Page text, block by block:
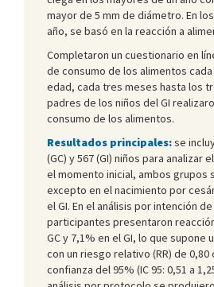
mayor de 5 mm de diámetro. En
año, se basó en la reacción a
Completaron un cuestionario en
de consumo de los alimentos
edad, cada tres meses hasta los
padres de los niños del GI
consumo de los alimentos.
Resultados principales:se
(GC) y 567 (GI) niños para analizar
el momento inicial, ambos grupos
excepto en el nacimiento por
el GI. En el análisis por intención
participantes presentaron
GC y 7,1% en el GI, lo que supone
con un riesgo relativo (RR) de
confianza del 95% (IC 95: 0,51 a